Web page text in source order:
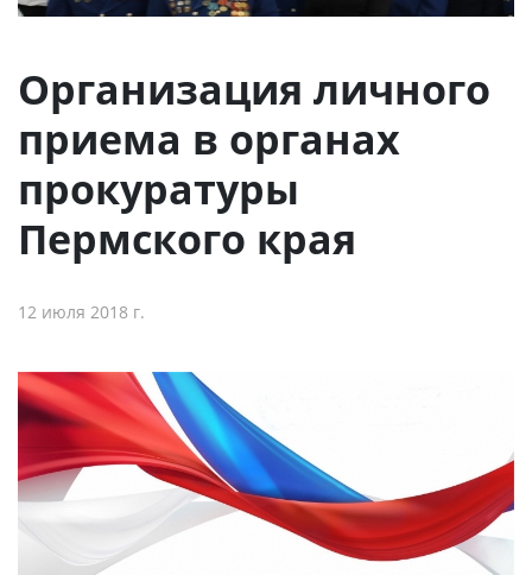
Организация личного
приема в органах
прокуратуры
Пермского края
12 июля 2018 г.